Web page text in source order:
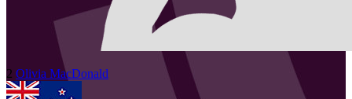
2 Olivia MacDonald